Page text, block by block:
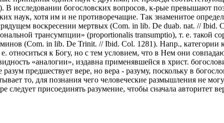
В исследовании богословских вопросов, к-рые превышают
наук, хотя им и не противоречащие. Так знаменитое
воскресении мертвых (Com. in lib. De duab. nat. //
трансумпции» (proportionalis transumptio), т. е. такой
(Com. in lib. De Trinit. // Ibid. Col. 1281). Напр., категории
е. относиться к Богу, но с тем условием, что в Нем они
«аналогии», издавна применявшейся в христ.
предшествует вере, но вера - разуму, поскольку в
то, для познания чего человеческие размышления не
следует присоединять разумение, чтобы сначала авторитет